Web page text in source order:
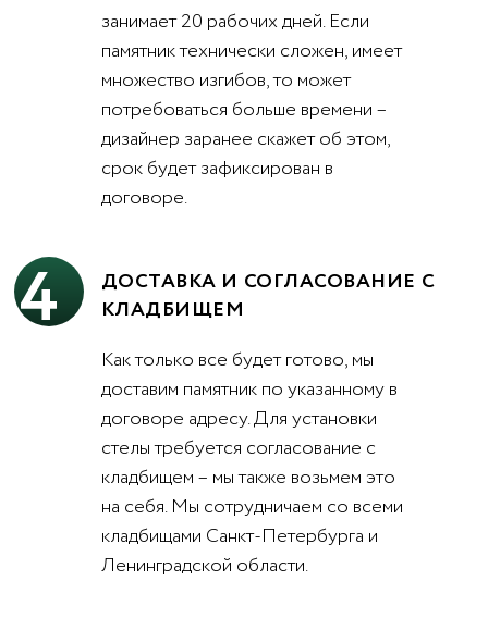
занимает 20 рабочих дней. Если
памятник технически сложен, имеет
множество изгибов, то может
потребоваться больше времени –
дизайнер заранее скажет об этом,
срок будет зафиксирован в
договоре.
4
ДОСТАВКА И СОГЛАСОВАНИЕ С
КЛАДБИЩЕМ
Как только все будет готово, мы
доставим памятник по указанному в
договоре адресу. Для установки
стелы требуется согласование с
кладбищем – мы также возьмем это
на себя. Мы сотрудничаем со всеми
кладбищами Санкт-Петербурга и
Ленинградской области.